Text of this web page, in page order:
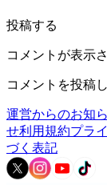
投稿する
コメントが表示
コメントを投稿
運営からのお知
せ利用規約プラ
づく表記